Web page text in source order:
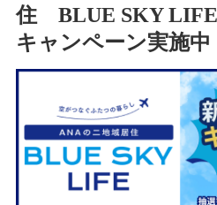
住 BLUE SKY LIFE
キャンペーン実施中